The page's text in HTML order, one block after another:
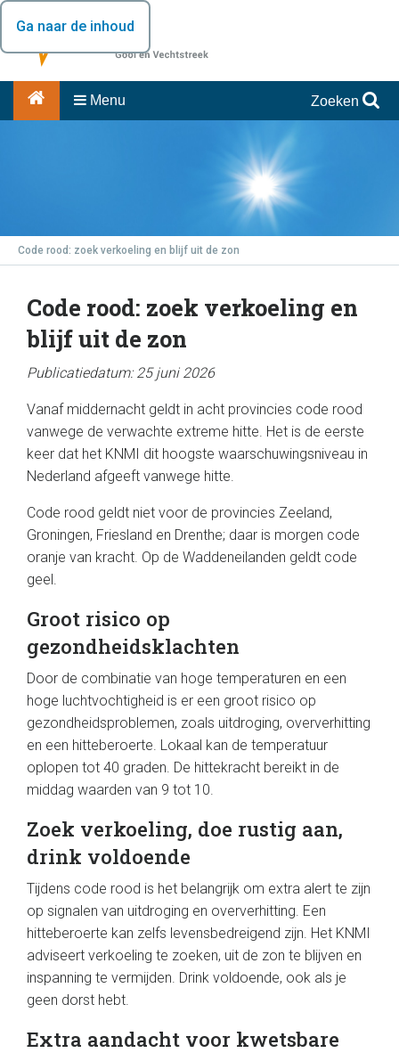
Ga naar de inhoud
Menu Zoeken
Code rood: zoek verkoeling en blijf uit de zon
Code rood: zoek verkoeling en
blijf uit de zon
Publicatiedatum: 25 juni 2026
Vanaf middernacht geldt in acht provincies code rood
vanwege de verwachte extreme hitte. Het is de eerste
keer dat het KNMI dit hoogste waarschuwingsniveau in
Nederland afgeeft vanwege hitte.
Code rood geldt niet voor de provincies Zeeland,
Groningen, Friesland en Drenthe; daar is morgen code
oranje van kracht. Op de Waddeneilanden geldt code
geel.
Groot risico op
gezondheidsklachten
Door de combinatie van hoge temperaturen en een
hoge luchtvochtigheid is er een groot risico op
gezondheidsproblemen, zoals uitdroging, oververhitting
en een hitteberoerte. Lokaal kan de temperatuur
oplopen tot 40 graden. De hittekracht bereikt in de
middag waarden van 9 tot 10.
Zoek verkoeling, doe rustig aan,
drink voldoende
Tijdens code rood is het belangrijk om extra alert te zijn
op signalen van uitdroging en oververhitting. Een
hitteberoerte kan zelfs levensbedreigend zijn. Het KNMI
adviseert verkoeling te zoeken, uit de zon te blijven en
inspanning te vermijden. Drink voldoende, ook als je
geen dorst hebt.
Extra aandacht voor kwetsbare